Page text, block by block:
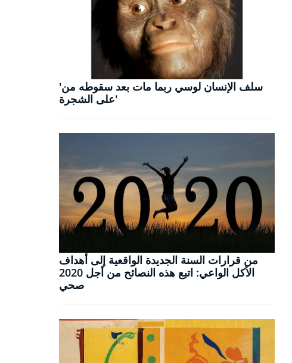
'سلف الإنسان لوسي ربما مات بعد سقوطه من
على الشجرة'
من قرارات السنة الجديدة الواقعية إلى أهداف
الأكل الواعي: اتبع هذه النصائح من أجل 2020
صحي